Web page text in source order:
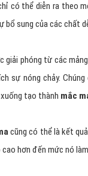
có thể diễn ra theo
sung của các chất
giải phóng từ các
sự nóng chảy.
tạo thành mắc
cũng có thể là kết
hơn đến mức nó